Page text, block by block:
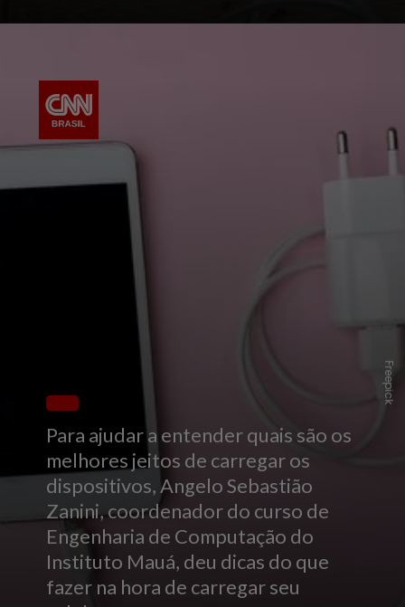
Para ajudar a entender quais são os
melhores jeitos de carregar os
dispositivos, Angelo Sebastião
Zanini, coordenador do curso de
Engenharia de Computação do
Instituto Mauá, deu dicas do que
fazer na hora de carregar seu
Freepick